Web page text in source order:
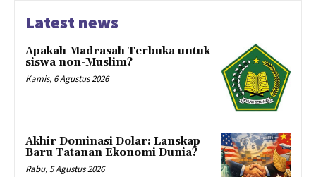
Latest news
Apakah Madrasah Terbuka untuk
siswa non-Muslim?
Kamis, 6 Agustus 2026
Akhir Dominasi Dolar: Lanskap
Baru Tatanan Ekonomi Dunia?
Rabu, 5 Agustus 2026